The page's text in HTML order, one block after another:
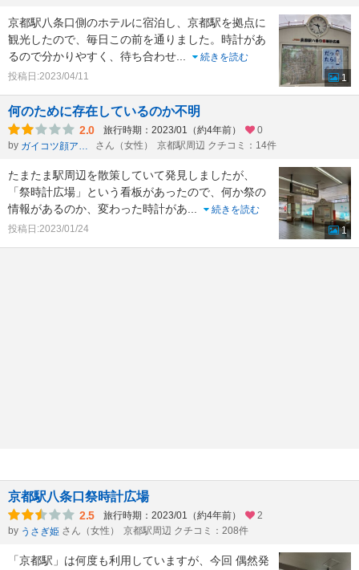
京都駅八条口側のホテルに宿泊し、京都駅を拠点に
観光したので、毎日この前を通りました。時計があ
るので分かりやすく、待ち合わせ
続きを読む
投稿日:2023/04/11
1
何のために存在しているのか不明
2.0 旅行時期：2023/01（約4年前）
0
by
ガイコツ顔アラフィフトラベラー さん（女性） 京都駅周辺 クチコミ：14件
たまたま駅周辺を散策していて発見しましたが、
「祭時計広場」という看板があったので、何か祭の
情報があるのか、変わった時計があ
続きを読む
投稿日:2023/01/24
1
京都駅八条口祭時計広場
2.5 旅行時期：2023/01（約4年前）
2
by うさぎ姫 さん（女性） 京都駅周辺 クチコミ：208件
「京都駅」は何度も利用していますが、今回 偶然発